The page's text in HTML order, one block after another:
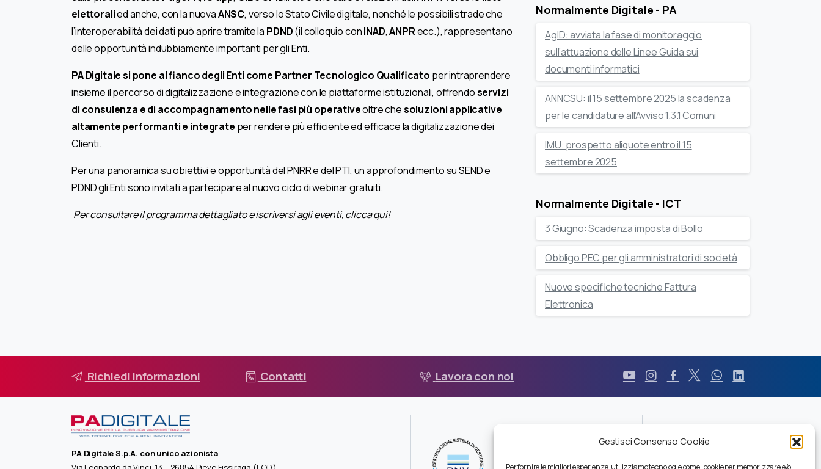
Gestisci Consenso Cookie
Per fornire le migliori esperienze, utilizziamo tecnologie come i cookie per memorizzare e/o
elettoralied anche, con la nuovaANSC, verso lo Stato Civile digitale, nonché le possibili strade che
l’interoperabilità dei dati può aprire tramite la PDND(il colloquio conINAD,ANPRecc.), rappresentano
delle opportunità indubbiamente importanti per gli Enti.
PA Digitale si pone al fianco degli Enti come Partner Tecnologico Qualificato per intraprendere
insieme il percorso di digitalizzazione e integrazione con le piattaforme istituzionali, offrendoservizi
di consulenza e di accompagnamento nelle fasi più operativeoltre chesoluzioni applicative
altamente performanti e integrate per rendere più efficiente ed efficace la digitalizzazione dei
Clienti.
Per una panoramica su obiettivi e opportunità del PNRR e del PTI, un approfondimento su SEND e
PDND gli Enti sono invitati a partecipare al nuovo ciclo di webinar gratuiti.
Per consultare il programma dettagliato e iscriversi agli eventi, clicca qui!
Normalmente Digitale - PA
AgID: avviata la fase di monitoraggio
sull’attuazione delle Linee Guida sui
documenti informatici
ANNCSU: il 15 settembre 2025 la scadenza
per le candidature all’Avviso 1.3.1 Comuni
IMU: prospetto aliquote entro il 15
settembre 2025
Normalmente Digitale - ICT
3 Giugno: Scadenza imposta di Bollo
Obbligo PEC per gli amministratori di società
Nuove specifiche tecniche Fattura
Elettronica
Richiedi informazioni Contatti Lavora con noi
PA Digitale S.p.A. con unico azionista
Pec